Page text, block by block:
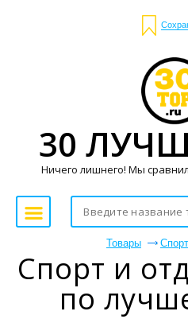
Товары
Спорт и
по
30
Ничего лишнего! Мы